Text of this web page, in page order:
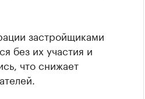
застройщиками
без их участия и
что снижает